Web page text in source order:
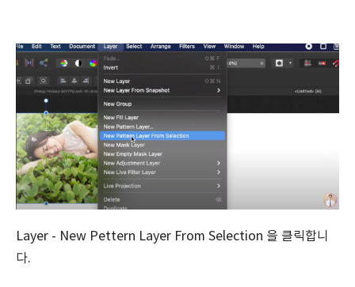
Layer - New Pettern Layer From Selection 을 클릭합니
다.